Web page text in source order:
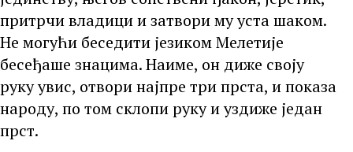
притрчи владици и затвори му уста шаком.
Не могући беседити језиком Мелетије
бесеђаше знацима. Наиме, он диже своју
руку увис, отвори најпре три прста, и показа
народу, по том склопи руку и уздиже један
прст.